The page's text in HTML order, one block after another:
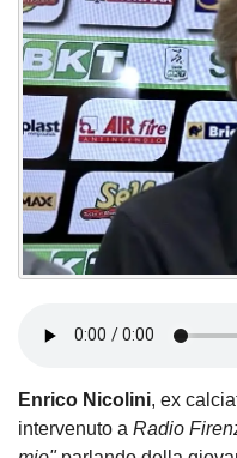
Enrico Nicolini, ex
intervenuto a Radio